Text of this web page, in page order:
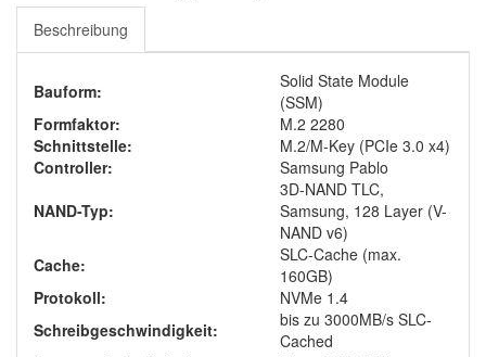
Beschreibung
Bauform:
Solid State Module
(SSM)
Formfaktor:
M.2 2280
Schnittstelle:
M.2/M-Key (PCIe 3.0 x4)
Controller:
Samsung Pablo
NAND-Typ:
3D-NAND TLC,
Samsung, 128 Layer (V-
NAND v6)
Cache:
SLC-Cache (max.
160GB)
Protokoll:
NVMe 1.4
Schreibgeschwindigkeit:
bis zu 3000MB/s SLC-
Cached